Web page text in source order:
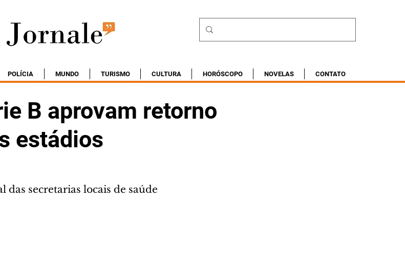
POLÍCIA MUNDO TURISMO CULTURA HORÓSCOPO NOVELAS CONTATO
B aprovam retorno
estádios
das secretarias locais de saúde